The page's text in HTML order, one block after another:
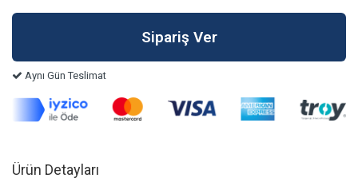
Aynı Gün Teslimat
Ürün Detayları